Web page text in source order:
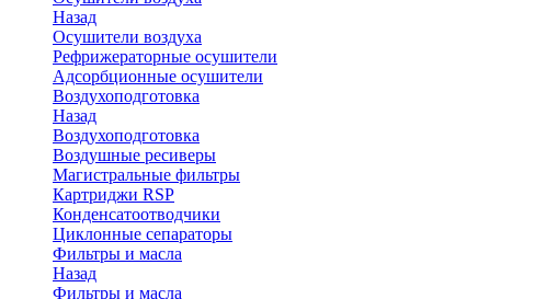
Назад
Осушители воздуха
Рефрижераторные осушители
Адсорбционные осушители
Воздухоподготовка
Назад
Воздухоподготовка
Воздушные ресиверы
Магистральные фильтры
Картриджи RSP
Конденсатоотводчики
Циклонные сепараторы
Фильтры и масла
Назад
Фильтры и масла